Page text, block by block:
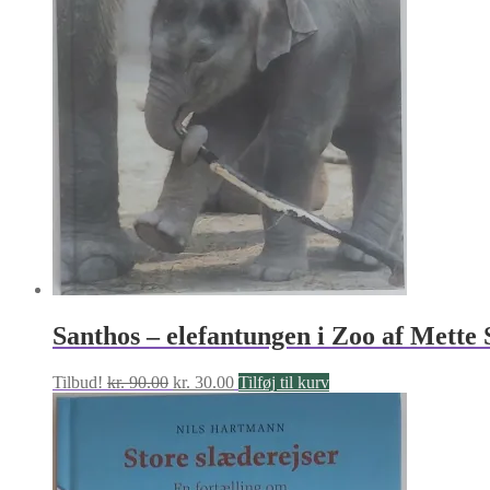
Santhos – elefantungen i Zoo af
Tilbud! kr.90.00 Den
oprindelige
var:
kr. 90.00.
kr. 30.00Den
pris
kr. 30.00.
Tilføj til kurv